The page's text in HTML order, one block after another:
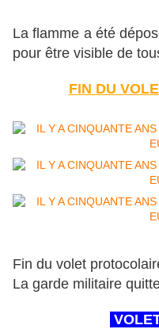
La flamme a été
pour être visible de
FIN DU
Fin du volet
La garde militaire